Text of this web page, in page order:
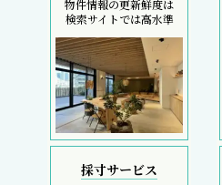
物件情報の更新鮮度は
検索サイトでは高水準
採寸サービス